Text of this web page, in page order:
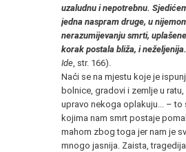
uzaludnu i nepotrebnu.
jedna naspram druge, u
nerazumijevanju smrti,
korak postala bliža, i
Ide , str. 166).
Naći se na mjestu koje je
bolnice, gradovi i zemlje u
upravo nekoga oplakuju... – to
kojima nam smrt postaje
mahom zbog toga jer nam je
mnogo jasnija. Zaista, tragedija